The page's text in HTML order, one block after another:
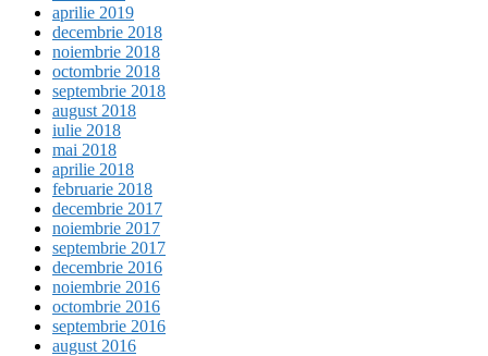
aprilie 2019
decembrie 2018
noiembrie 2018
octombrie 2018
septembrie 2018
august 2018
iulie 2018
mai 2018
aprilie 2018
februarie 2018
decembrie 2017
noiembrie 2017
septembrie 2017
decembrie 2016
noiembrie 2016
octombrie 2016
septembrie 2016
august 2016